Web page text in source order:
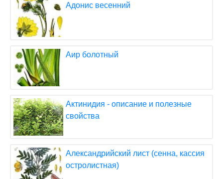
Адонис весенний
Аир болотный
Актинидия - описание и полезные
свойства
Александрийский лист (сенна, кассия
остролистная)